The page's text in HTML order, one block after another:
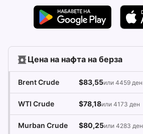
Цена на нафта на берза
Brent Crude $83,55или 4459 ден
WTI Crude $78,18или 4173 ден
Murban Crude $80,25или 4283 ден